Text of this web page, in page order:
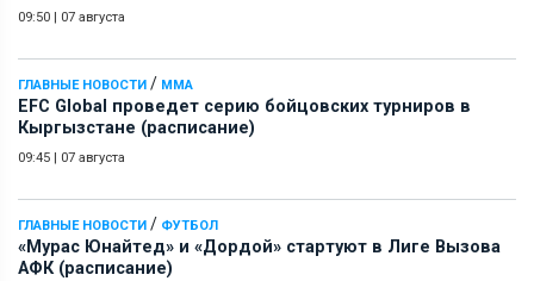
09:50 07 августа
ГЛАВНЫЕ НОВОСТИ / ММА
EFC Global проведет серию бойцовских турниров в
Кыргызстане (расписание)
09:45 07 августа
ГЛАВНЫЕ НОВОСТИ / ФУТБОЛ
«Мурас Юнайтед» и «Дордой» стартуют в Лиге Вызова
АФК (расписание)